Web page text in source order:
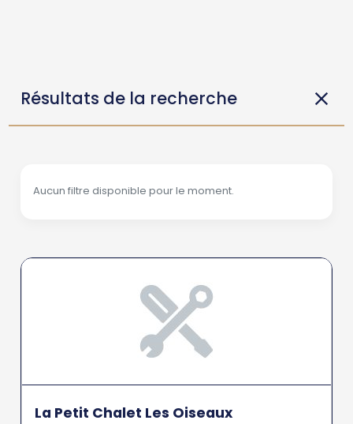
Résultats de la recherche
Aucun filtre disponible pour le moment.
La Petit Chalet Les Oiseaux